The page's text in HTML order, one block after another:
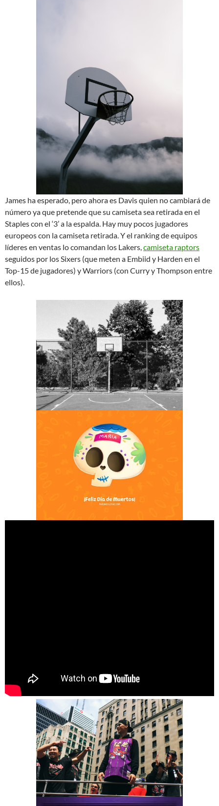
James ha esperado, pero ahora es Davis quien no cambiará de
número ya que pretende que su camiseta sea retirada en el
Staples con el ‘3’ a la espalda. Hay muy pocos jugadores
europeos con la camiseta retirada. Y el ranking de equipos
líderes en ventas lo comandan los Lakers,camiseta raptors
seguidos por los Sixers (que meten a Embiid y Harden en el
Top-15 de jugadores) y Warriors (con Curry y Thompson entre
ellos).